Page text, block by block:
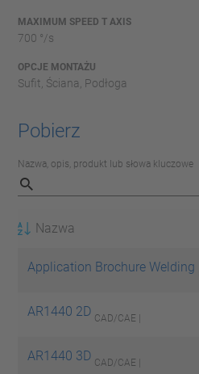
MAXIMUM SPEED T AXIS
700 °/s
OPCJE MONTAŻU
Sufit, Ściana, Podłoga
Pobierz
Nazwa, opis, produkt lub słowa kluczowe
Nazwa
Application Brochure Welding
AR1440 2D CAD/CAE |
AR1440 3D CAD/CAE |